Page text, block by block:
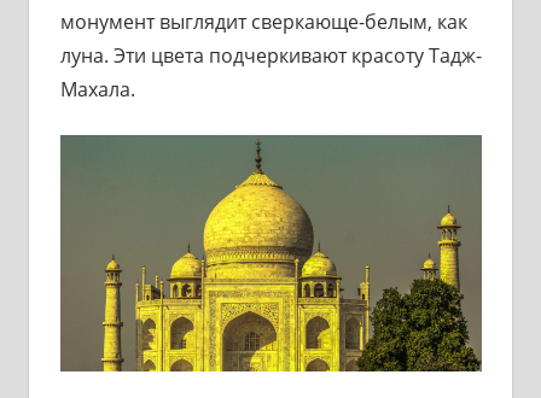
монумент выглядит сверкающе-белым, как
луна. Эти цвета подчеркивают красоту Тадж-
Махала.